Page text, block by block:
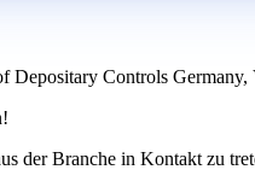
Depositary Controls
der Branche in Kontakt zu